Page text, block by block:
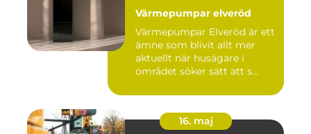
Värmepumpar elveröd
Värmepumpar Elveröd är ett
ämne som blivit allt mer
aktuellt när husägare i
området söker sätt att s...
16. maj